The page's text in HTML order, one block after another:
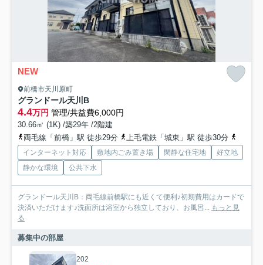
NEW
前橋市天川原町
グランドール天川B
4.4万円 管理/共益費6,000円
30.66㎡ (1K) /築29年 /2階建
両毛線「前橋」駅 徒歩29分
上毛電鉄「城東」駅 徒歩30分
インターネット対応 敷地内ごみ置き場 閑静な住宅地
好立地
静かな環境
公共下水
グランドール天川B：両毛線前橋駅にも近くて便利♪初期費用はカードで
決済いただけます♪洗面所は浴室から独立しており、お風呂... もっと見
る
募集中の部屋
202